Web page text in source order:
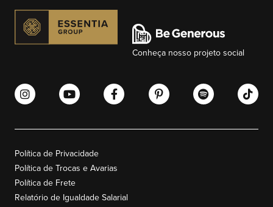
Conheça nosso projeto social
Política de Privacidade
Política de Trocas e Avarias
Política de Frete
Relatório de Igualdade Salarial